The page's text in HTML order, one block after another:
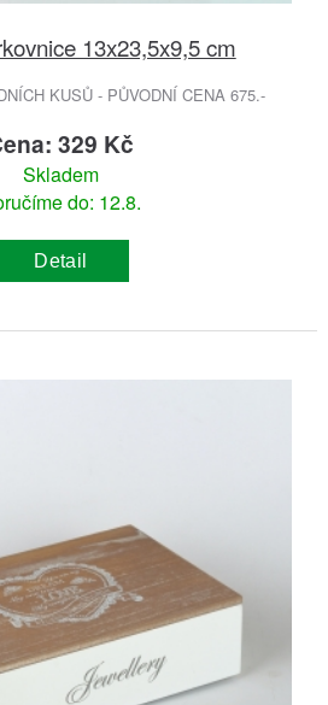
13x23,5x9,5 cm
KUSŮ - PŮVODNÍ CENA 675.-
329 Kč
Skladem
do: 12.8.
Detail